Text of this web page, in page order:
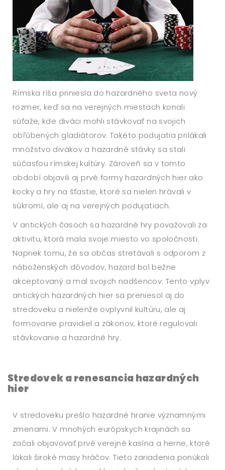
Rímska ríša priniesla do hazardného sveta nový
rozmer, keď sa na verejných miestach konali
súťaže, kde diváci mohli stávkovať na svojich
obľúbených gladiátorov. Takéto podujatia prilákali
množstvo divákov a hazardné stávky sa stali
súčasťou rímskej kultúry. Zároveň sa v tomto
období objavili aj prvé formy hazardných hier ako
kocky a hry na šťastie, ktoré sa nielen hrávali v
súkromí, ale aj na verejných podujatiach.
V antických časoch sa hazardné hry považovali za
aktivitu, ktorá mala svoje miesto vo spoločnosti.
Napriek tomu, že sa občas stretávali s odporom z
náboženských dôvodov, hazard bol bežne
akceptovaný a mal svojich nadšencov. Tento vplyv
antických hazardných hier sa preniesol aj do
stredoveku a nielenže ovplyvnil kultúru, ale aj
formovanie pravidiel a zákonov, ktoré regulovali
stávkovanie a hazardné hry.
Stredovek a renesancia hazardných
hier
V stredoveku prešlo hazardné hranie významnými
zmenami. V mnohých európskych krajinách sa
začali objavovať prvé verejné kasína a herne, ktoré
lákali široké masy hráčov. Tieto zariadenia ponúkali